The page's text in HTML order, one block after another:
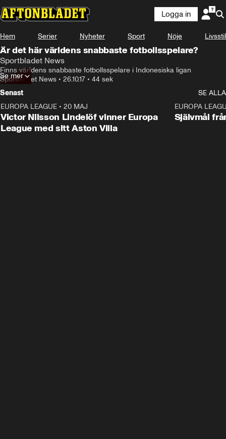
Logga in
Hem Serier Nyheter Sport Nöje Livsstil
Är det här världens snabbaste fotbollsspelare?
Sportbladet News
Finns världens snabbaste fotbollsspelare i Indonesiska ligan
Sportbladet News • 26.10.17 • 44 sek
Se mer
Senast
SE ALLA
EUROPA LEAGUE • 20 MAJ
Victor Nilsson Lindelöf vinner Europa
League med sitt Aston Villa
EUROPA
Självmål